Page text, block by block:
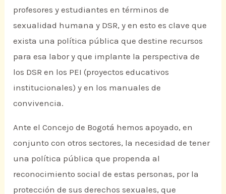
profesores y estudiantes en términos de
sexualidad humana y DSR, y en esto es clave que
exista una política pública que destine recursos
para esa labor y que implante la perspectiva de
los DSR en los PEI (proyectos educativos
institucionales) y en los manuales de
convivencia.
Ante el Concejo de Bogotá hemos apoyado, en
conjunto con otros sectores, la necesidad de tener
una política pública que propenda al
reconocimiento social de estas personas, por la
protección de sus derechos sexuales, que